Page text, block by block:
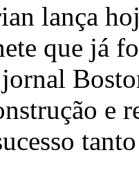
lança
que já
e